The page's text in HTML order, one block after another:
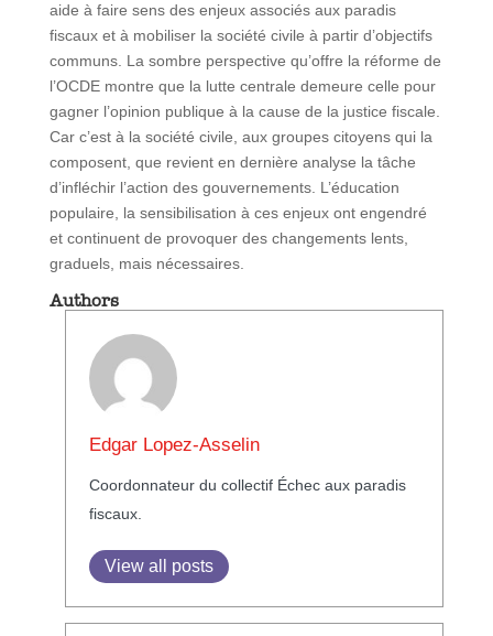
aide à faire sens des enjeux associés aux paradis
fiscaux et à mobiliser la société civile à partir d’objectifs
communs. La sombre perspective qu’offre la réforme de
l’OCDE montre que la lutte centrale demeure celle pour
gagner l’opinion publique à la cause de la justice fiscale.
Car c’est à la société civile, aux groupes citoyens qui la
composent, que revient en dernière analyse la tâche
d’infléchir l’action des gouvernements. L’éducation
populaire, la sensibilisation à ces enjeux ont engendré
et continuent de provoquer des changements lents,
graduels, mais nécessaires.
Authors
Edgar Lopez-Asselin
Coordonnateur du collectif Échec aux paradis
fiscaux.
View all posts